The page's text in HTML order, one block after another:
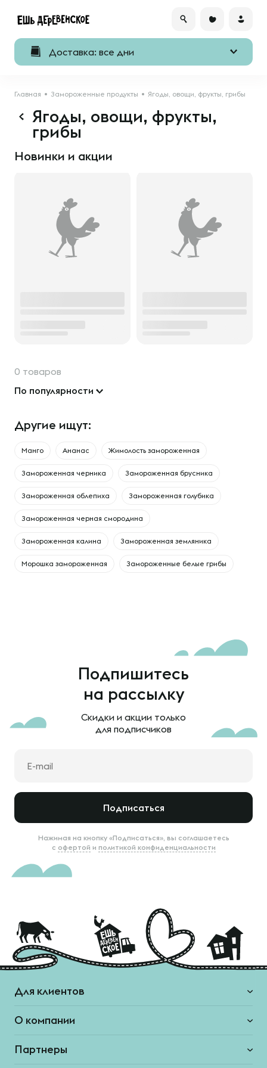
Доставка: все дни
Главная Замороженные продукты Ягоды, овощи, фрукты, грибы
Ягоды, овощи, фрукты,
грибы
Новинки и акции
0 товаров
По популярности
Другие ищут:
Манго Ананас Жимолость замороженная
Замороженная черника Замороженная брусника
Замороженная облепиха Замороженная голубика
Замороженная черная смородина
Замороженная калина Замороженная земляника
Морошка замороженная Замороженные белые грибы
Подпишитесь
на рассылку
Скидки и акции только
для подписчиков
Подписаться
Нажимая на кнопку «Подписаться», вы соглашаетесь
с офертой и политикой конфиденциальности
Для клиентов
О компании
Партнеры